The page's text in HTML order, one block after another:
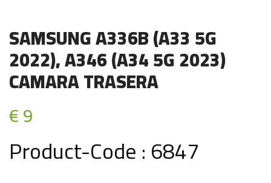
SAMSUNG A336B (A33 5G
2022), A346 (A34 5G 2023)
CAMARA TRASERA
€ 9
Product-Code : 6847